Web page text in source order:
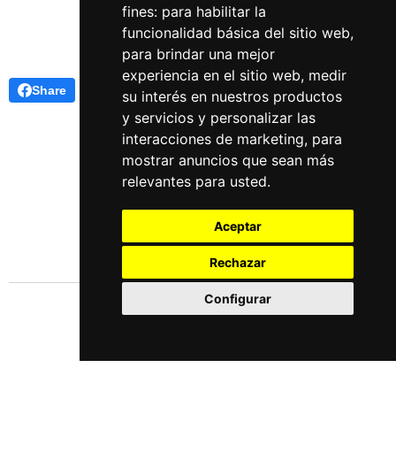
fines: para habilitar la
funcionalidad básica del sitio web,
para brindar una mejor
experiencia en el sitio web, medir
su interés en nuestros productos
y servicios y personalizar las
interacciones de marketing, para
mostrar anuncios que sean más
relevantes para usted.
Aceptar
Rechazar
Configurar
Share
Idiomas